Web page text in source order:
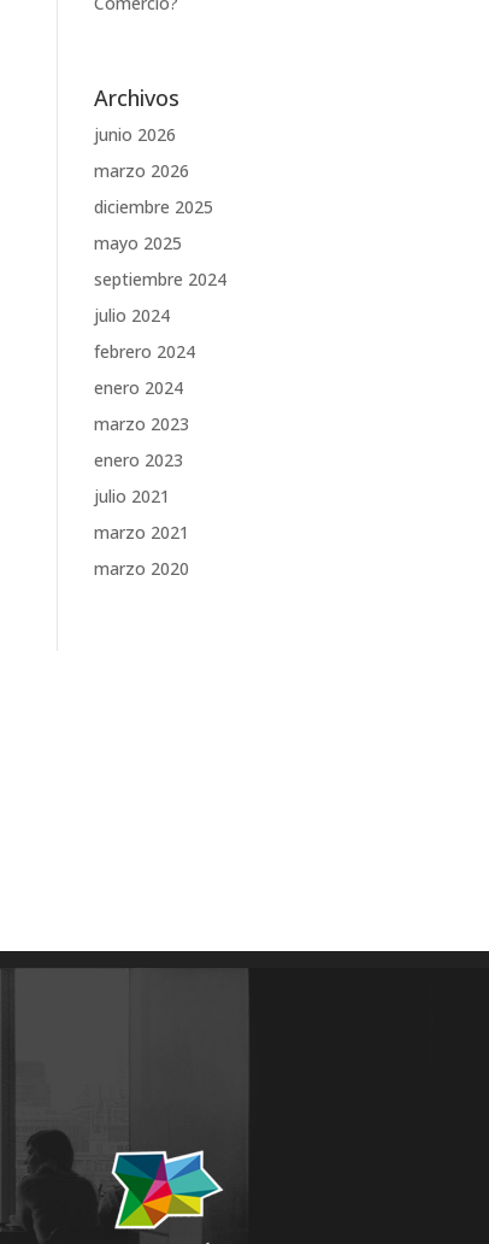
Archivos
junio 2026
marzo 2026
diciembre 2025
mayo 2025
septiembre 2024
julio 2024
febrero 2024
enero 2024
marzo 2023
enero 2023
julio 2021
marzo 2021
marzo 2020